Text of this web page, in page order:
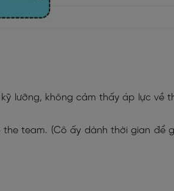
lưỡng, không cảm thấy áp lực về
team. (Cô ấy dành thời gian để